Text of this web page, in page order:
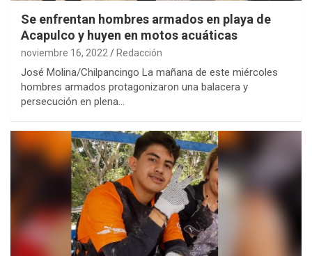
Se enfrentan hombres armados en playa de
Acapulco y huyen en motos acuáticas
noviembre 16, 2022 Redacción
José Molina/Chilpancingo La mañana de este miércoles
hombres armados protagonizaron una balacera y
persecución en plena…